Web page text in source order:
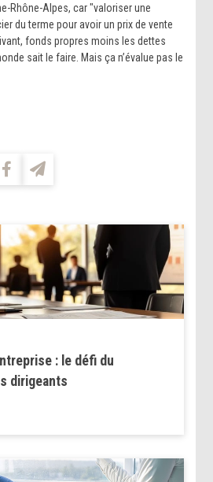
Rhône-Alpes, car "valoriser une
du terme pour avoir un prix de vente
fonds propres moins les dettes
sait le faire. Mais ça n’évalue pas le
: le défi du
dirigeants